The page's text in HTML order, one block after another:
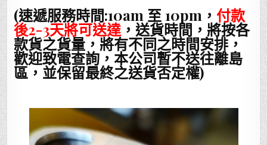
(速遞服務時間:10am 至 10pm，付款
後2-3天將可送達 ，送貨時間，將按各
款貨之貨量，將有不同之時間安排，
歡迎致電查詢，本公司暫不送往離島
區，並保留最終之送貨否定權)